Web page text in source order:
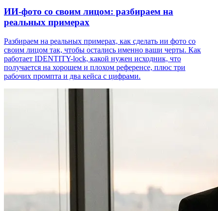
ИИ-фото со своим лицом: разбираем на
реальных примерах
Разбираем на реальных примерах, как сделать ии фото со
своим лицом так, чтобы остались именно ваши черты. Как
работает IDENTITY-lock, какой нужен исходник, что
получается на хорошем и плохом референсе, плюс три
рабочих промпта и два кейса с цифрами.